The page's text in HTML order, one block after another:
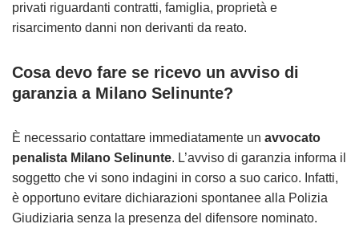
privati riguardanti contratti, famiglia, proprietà e
risarcimento danni non derivanti da reato.
Cosa devo fare se ricevo un avviso di
garanzia a Milano Selinunte?
È necessario contattare immediatamente un avvocato
penalista Milano Selinunte. L’avviso di garanzia informa il
soggetto che vi sono indagini in corso a suo carico. Infatti,
è opportuno evitare dichiarazioni spontanee alla Polizia
Giudiziaria senza la presenza del difensore nominato.